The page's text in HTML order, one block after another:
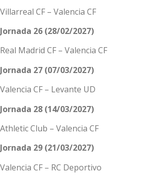
Villarreal CF – Valencia CF
Jornada 26 (28/02/2027)
Real Madrid CF – Valencia CF
Jornada 27 (07/03/2027)
Valencia CF – Levante UD
Jornada 28 (14/03/2027)
Athletic Club – Valencia CF
Jornada 29 (21/03/2027)
Valencia CF – RC Deportivo